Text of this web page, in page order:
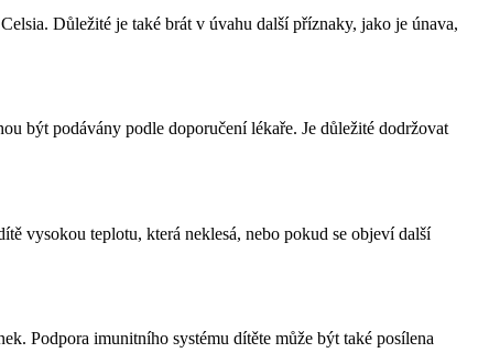
Důležité je také brát v úvahu další příznaky, jako je únava,
být podávány podle doporučení lékaře. Je důležité dodržovat
vysokou teplotu, která neklesá, nebo pokud se objeví další
Podpora imunitního systému dítěte může být také posílena